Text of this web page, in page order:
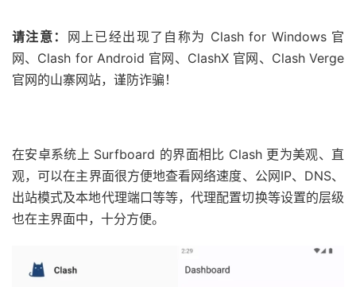
请注意：
网上已经出现了自称为 Clash for Windows 官
网、Clash for Android 官网、ClashX 官网、Clash Verge
官网的山寨网站，谨防诈骗！
在安卓系统上 Surfboard 的界面相比 Clash 更为美观、直
观，可以在主界面很方便地查看网络速度、公网IP、DNS、
出站模式及本地代理端口等等，代理配置切换等设置的层级
也在主界面中，十分方便。